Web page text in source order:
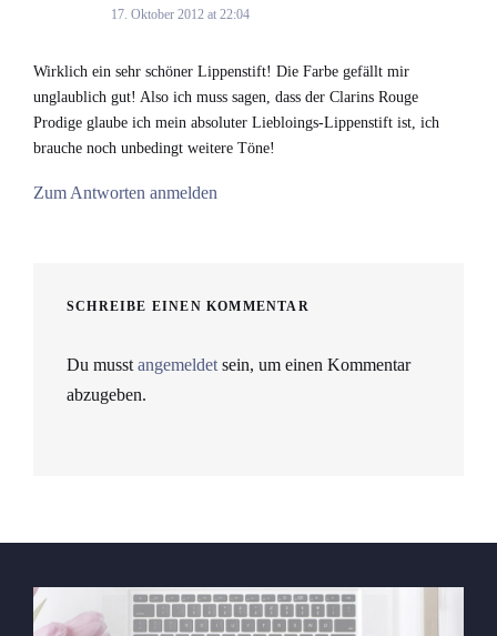
17. Oktober 2012 at 22:04
Wirklich ein sehr schöner Lippenstift! Die Farbe gefällt mir
unglaublich gut! Also ich muss sagen, dass der Clarins Rouge
Prodige glaube ich mein absoluter Liebloings-Lippenstift ist, ich
brauche noch unbedingt weitere Töne!
Zum Antworten anmelden
SCHREIBE EINEN KOMMENTAR
Du musst angemeldet sein, um einen Kommentar
abzugeben.